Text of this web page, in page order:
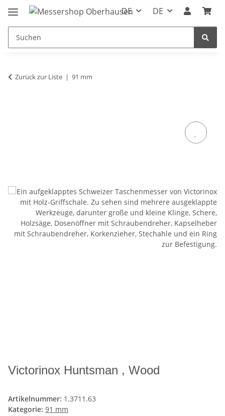
DE DE
Zurück zur Liste 91 mm
Victorinox Huntsman , Wood
Artikelnummer: 1.3711.63
Kategorie: 91 mm